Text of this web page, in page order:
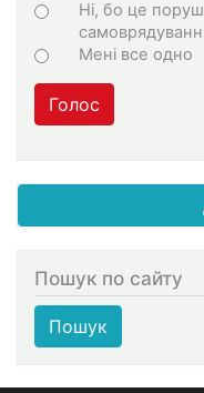
Ні, бо це
Мені все одно
Голос
Пошук по сайту
Пошук